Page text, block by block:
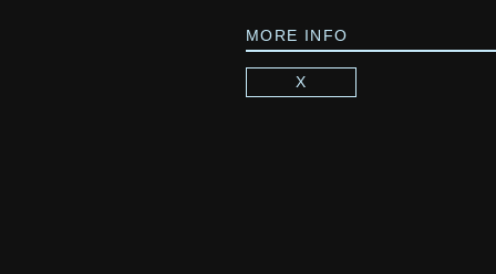
MORE INFO
X